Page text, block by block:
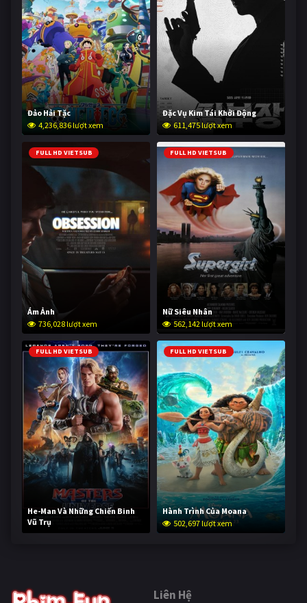
Đảo Hải Tặc
4,236,836 lượt xem
Đặc Vụ Kim Tái Khởi Động
611,475 lượt xem
FULL HD VIETSUB
Ám Ảnh
736,028 lượt xem
FULL HD VIETSUB
Nữ Siêu Nhân
562,142 lượt xem
FULL HD VIETSUB
He-Man Và Những Chiến Binh
Vũ Trụ
252,608 lượt xem
FULL HD VIETSUB
Hành Trình Của Moana
502,697 lượt xem
Liên Hệ